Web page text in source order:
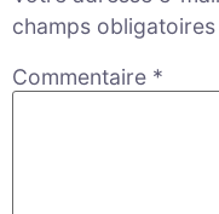
champs
Commentaire *